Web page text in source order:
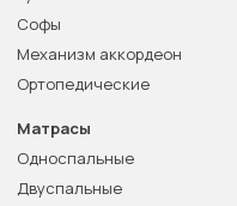
Софы
Механизм аккордеон
Ортопедические
Матрасы
Односпальные
Двуспальные